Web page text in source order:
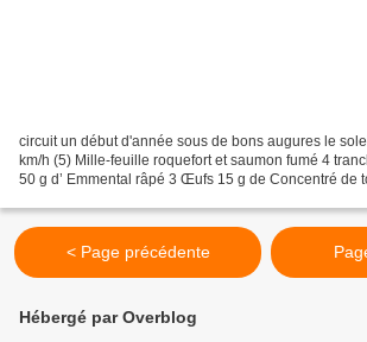
circuit un début d'année sous de bons augures le
km/h (5) Mille-feuille roquefort et saumon fumé 4
50 g d’ Emmental râpé 3 Œufs 15 g de Concentré de
< Page précédente
Hébergé par Overblog